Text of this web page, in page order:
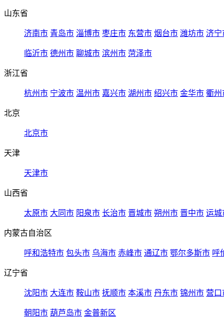
山东省
济南市 青岛市 淄博市 枣庄市 东营市 烟台市 潍坊市 济宁
临沂市 德州市 聊城市 滨州市 菏泽市
浙江省
杭州市 宁波市 温州市 嘉兴市 湖州市 绍兴市 金华市 衢州
北京
北京市
天津
天津市
山西省
太原市 大同市 阳泉市 长治市 晋城市 朔州市 晋中市 运城
内蒙古自治区
呼和浩特市 包头市 乌海市 赤峰市 通辽市 鄂尔多斯市 呼
辽宁省
沈阳市 大连市 鞍山市 抚顺市 本溪市 丹东市 锦州市 营口
朝阳市 葫芦岛市 金普新区